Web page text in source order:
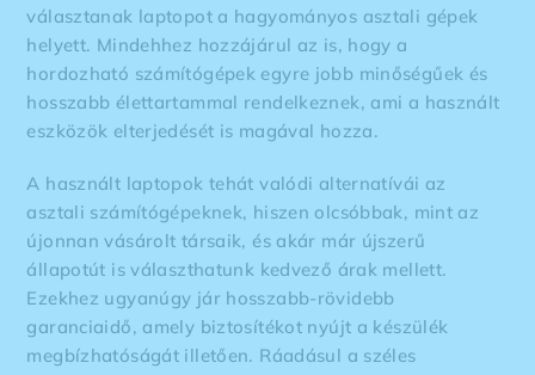
választanak laptopot a hagyományos asztali gépek
helyett. Mindehhez hozzájárul az is, hogy a
hordozható számítógépek egyre jobb minőségűek és
hosszabb élettartammal rendelkeznek, ami a használt
eszközök elterjedését is magával hozza.
A használt laptopok tehát valódi alternatívái az
asztali számítógépeknek, hiszen olcsóbbak, mint az
újonnan vásárolt társaik, és akár már újszerű
állapotút is választhatunk kedvező árak mellett.
Ezekhez ugyanúgy jár hosszabb-rövidebb
garanciaidő, amely biztosítékot nyújt a készülék
megbízhatóságát illetően. Ráadásul a széles